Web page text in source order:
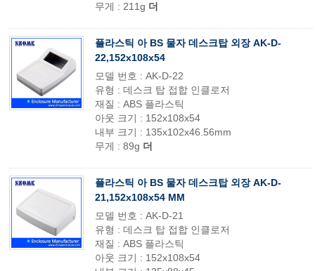
무게 : 211g 더
플라스틱 아 BS 물자 데스크탑 외장 AK-D-
22,152x108x54
모델 번호 : AK-D-22
유형 : 데스크 탑 접합 인클로저
재질 : ABS 플라스틱
아웃 크기 : 152x108x54
내부 크기 : 135x102x46.56mm
무게 : 89g 더
플라스틱 아 BS 물자 데스크탑 외장 AK-D-
21,152x108x54 MM
모델 번호 : AK-D-21
유형 : 데스크 탑 접합 인클로저
재질 : ABS 플라스틱
아웃 크기 : 152x108x54